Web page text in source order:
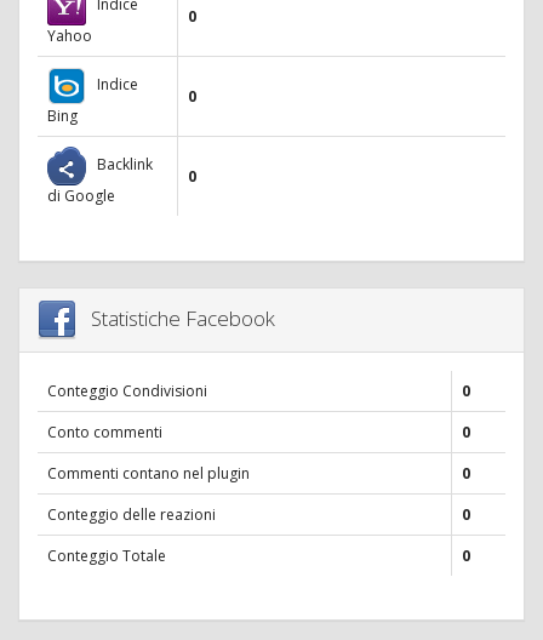
Yahoo
0
Indice
Bing
0
Backlink
di Google
0
Statistiche Facebook
Conteggio Condivisioni
0
Conto commenti
0
Commenti contano nel plugin
0
Conteggio delle reazioni
0
Conteggio Totale
0